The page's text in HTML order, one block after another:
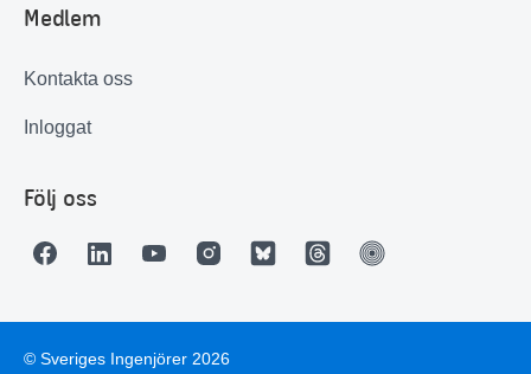
Medlem
Kontakta oss
Inloggat
Följ oss
© Sveriges Ingenjörer 2026